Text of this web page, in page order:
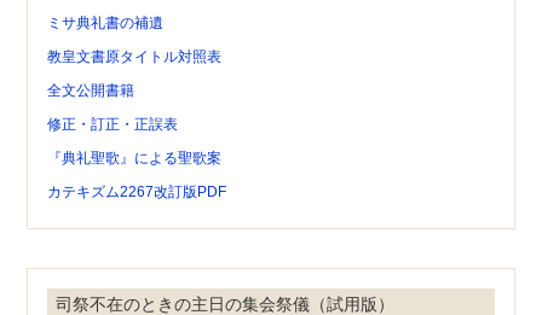
ミサ典礼書の補遺
教皇文書原タイトル対照表
全文公開書籍
修正・訂正・正誤表
『典礼聖歌』による聖歌案
カテキズム2267改訂版PDF
司祭不在のときの主日の集会祭儀（試用版）